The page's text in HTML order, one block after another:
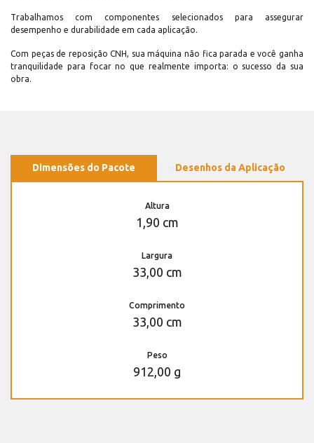
Trabalhamos com componentes selecionados para assegurar
desempenho e durabilidade em cada aplicação.
Com peças de reposição CNH, sua máquina não fica parada e você ganha
tranquilidade para focar no que realmente importa: o sucesso da sua
obra.
Dimensões do Pacote Desenhos da Aplicação
Altura
1,90 cm
Largura
33,00 cm
Comprimento
33,00 cm
Peso
912,00 g